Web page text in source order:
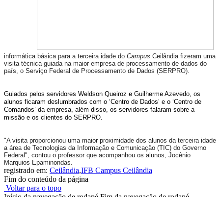
informática básica para a terceira idade do Campus Ceilândia fizeram uma
visita técnica guiada na maior empresa de processamento de dados do
país, o Serviço Federal de Processamento de Dados (SERPRO).
Guiados pelos servidores Weldson Queiroz e Guilherme Azevedo, os
alunos ficaram deslumbrados com o ‘Centro de Dados’ e o ‘Centro de
Comandos’ da empresa, além disso, os servidores falaram sobre a
missão e os clientes do SERPRO.
"A visita proporcionou uma maior proximidade dos alunos da terceira idade
a área de Tecnologias da Informação e Comunicação (TIC) do Governo
Federal", contou o professor que acompanhou os alunos, Jocênio
Marquios Epaminondas.
registrado em: Ceilândia,IFB Campus Ceilândia
Fim do conteúdo da página
Voltar para o topo